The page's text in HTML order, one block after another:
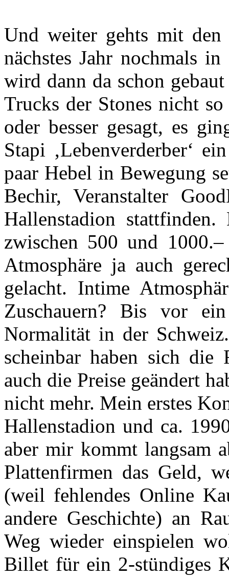
Und weiter gehts mit
nächstes Jahr nochmals
wird dann da schon
Trucks der Stones nicht
oder besser gesagt, es
Stapi ‚Lebenverderber‘
paar Hebel in Bewegung
Bechir, Veranstalter
Hallenstadion
zwischen 500 und
Atmosphäre ja auch
gelacht. Intime
Zuschauern? Bis vor
Normalität in der
scheinbar haben sich die
auch die Preise geändert
nicht mehr. Mein erstes
Hallenstadion und ca.
aber mir kommt langsam
Plattenfirmen das Geld,
(weil fehlendes Online
andere Geschichte) an
Weg wieder einspielen
Billet für ein 2-stündiges